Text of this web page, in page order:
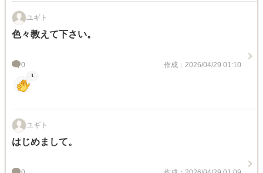
ユギト
色々教えて下さい。
0 作成：2026/04/29 01:10
1
ユギト
はじめまして。